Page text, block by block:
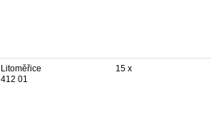
Litoměřice
412 01
15 x